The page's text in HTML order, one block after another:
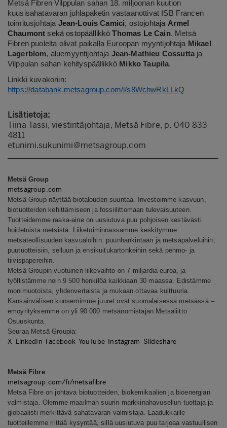
Metsä Fibren Vilppulan sahan 18. miljoonan kuution
kuusisahatavaran juhlapaketin vastaanottivat ISB Francen
toimitusjohtaja Jean-Louis Camici, ostojohtaja Armel
Chaumont sekä ostopäällikköThomas Le Cain. Metsä
Fibren puolelta olivat paikalla Euroopan myyntijohtaja Mikael
Lagerblom, aluemyyntijohtaja Jean-Mathieu Cossutta ja
Vilppulan sahan kehityspäällikkö Mikko Taupila.
Linkki kuvakoriin:
https://databank.metsagroup.com/l/s8WchwRkLLkQ
Lisätietoja:
Tiina Tassi, viestintäjohtaja, Metsä Fibre, p. 040 833
4811
etunimi.sukunimi@metsagroup.com
Metsä Group
metsagroup.com
Metsä Group näyttää biotalouden suuntaa. Investoimme kasvuun,
biotuotteiden kehittämiseen ja fossiilittomaan tulevaisuuteen.
Tuotteidemme raaka-aine on uusiutuva puu pohjoisen kestävästi
hoidetuista metsistä. Liiketoiminnassamme keskitymme
metsäteollisuuden kasvualoihin: puunhankintaan ja metsäpalveluihin,
puutuotteisiin, selluun ja ensikuitukartonkeihin sekä pehmo- ja
tiivispapereihin.
Metsä Groupin vuotuinen liikevaihto on 7 miljardia euroa, ja
työllistämme noin 9 500 henkilöä kaikkiaan 30 maassa. Edistämme
monimuotoista, yhdenvertaista ja mukaan ottavaa kulttuuria.
Kansainvälisen konsernimme juuret ovat suomalaisessa metsässä –
emoyrityksemme on yli 90 000 metsänomistajan Metsäliitto
Osuuskunta.
Seuraa Metsä Groupia:
X LinkedIn Facebook YouTube Instagram Slideshare
Metsä Fibre
metsagroup.com/fi/metsafibre
Metsä Fibre on johtava biotuotteiden, biokemikaalien ja bioenergian
valmistaja. Olemme maailman suurin markkinahavusellun tuottaja ja
globaalisti merkittävä sahatavaran valmistaja. Laadukkaille
tuotteillemme riittää kysyntää, sillä uusiutuva puu tarjoaa vastuullisen